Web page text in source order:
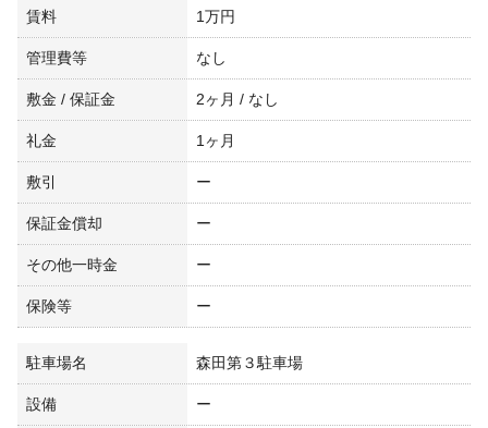
賃料 1万円
管理費等 なし
敷金 / 保証金 2ヶ月 / なし
礼金 1ヶ月
敷引 ー
保証金償却 ー
その他一時金 ー
保険等 ー
駐車場名 森田第３駐車場
設備 ー